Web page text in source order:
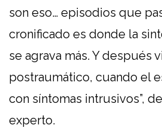
son eso… episodios que
cronificado es donde la
se agrava más. Y después
postraumático, cuando el
con síntomas intrusivos”,
experto.